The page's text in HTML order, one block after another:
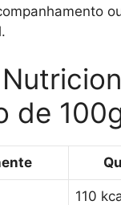
de
110